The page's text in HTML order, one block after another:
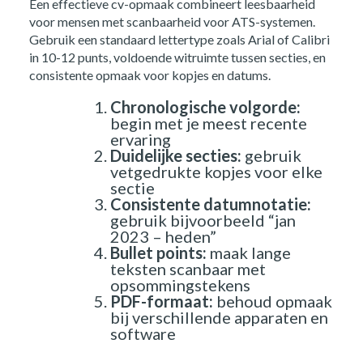
Een effectieve cv-opmaak combineert leesbaarheid
voor mensen met scanbaarheid voor ATS-systemen.
Gebruik een standaard lettertype zoals Arial of Calibri
in 10-12 punts, voldoende witruimte tussen secties, en
consistente opmaak voor kopjes en datums.
Chronologische volgorde:
begin met je meest recente
ervaring
Duidelijke secties: gebruik
vetgedrukte kopjes voor elke
sectie
Consistente datumnotatie:
gebruik bijvoorbeeld “jan
2023 – heden”
Bullet points: maak lange
teksten scanbaar met
opsommingstekens
PDF-formaat: behoud opmaak
bij verschillende apparaten en
software